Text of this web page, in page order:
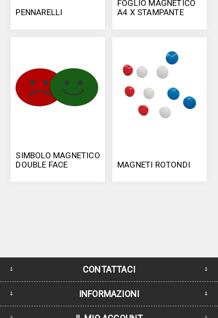
PENNARELLI
FOGLIO MAGNETICO
A4 X STAMPANTE
SIMBOLO MAGNETICO
DOUBLE FACE
MAGNETI ROTONDI
CONTATTACI
INFORMAZIONI